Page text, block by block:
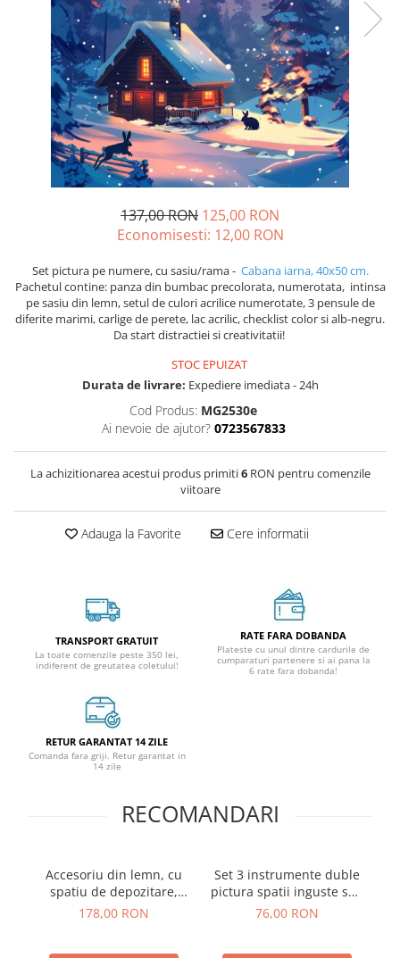
137,00 RON 125,00 RON
Economisesti: 12,00 RON
Set pictura pe numere, cu sasiu/rama - Cabana iarna, 40x50 cm.
Pachetul contine: panza din bumbac precolorata, numerotata, intinsa
pe sasiu din lemn, setul de culori acrilice numerotate, 3 pensule de
diferite marimi, carlige de perete, lac acrilic, checklist color si alb-negru.
Da start distractiei si creativitatii!
STOC EPUIZAT
Durata de livrare: Expediere imediata - 24h
Cod Produs: MG2530e
Ai nevoie de ajutor? 0723567833
La achizitionarea acestui produs primiti6RON pentru comenzile
viitoare
Adauga la Favorite Cere informatii
TRANSPORT GRATUIT
La toate comenzile peste 350 lei,
indiferent de greutatea coletului!
RATE FARA DOBANDA
Plateste cu unul dintre cardurile de
cumparaturi partenere si ai pana la
6 rate fara dobanda!
RETUR GARANTAT 14 ZILE
Comanda fara griji. Retur garantat in
14 zile
RECOMANDARI
Accesoriu din lemn, cu
spatiu de depozitare,
pentru picturile pe
178,00 RON
Set 3 instrumente duble
pictura spatii inguste sau
dotting
76,00 RON